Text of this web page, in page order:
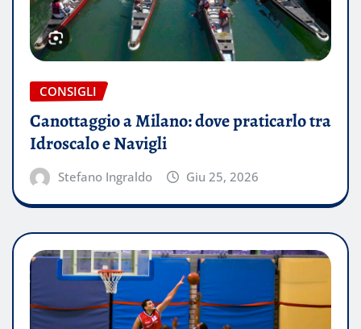
CONSIGLI
Canottaggio a Milano: dove praticarlo tra
Idroscalo e Navigli
Stefano Ingraldo Giu 25, 2026